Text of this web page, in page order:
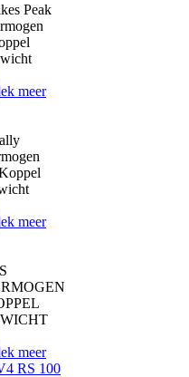
Peak
meer
meer
meer
RS 100